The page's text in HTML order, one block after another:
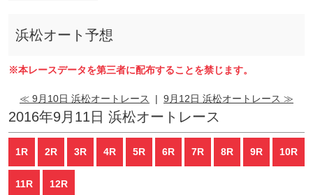
浜松オート予想
※本レースデータを第三者に配布することを禁じます。
≪ 9月10日 浜松オートレース | 9月12日 浜松オートレース ≫
2016年9月11日 浜松オートレース
1R 2R 3R 4R 5R 6R 7R 8R 9R 10R
11R 12R